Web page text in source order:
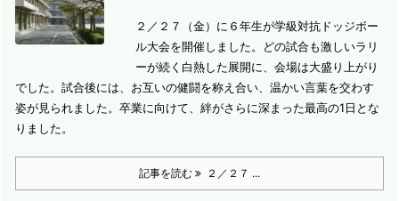
２／２７（金）に６年生が学級対抗ドッジボー
ル大会を開催しました。
どの試合も激しいラリ
ーが続く白熱した展開に、会場は大盛り上がり
でした。試合後には、お互いの健闘を称え合い、温かい言葉を交わす
姿が見られました。卒業に向けて、絆がさらに深まった最高の1日とな
りました。
記事を読む ２／２７ ...